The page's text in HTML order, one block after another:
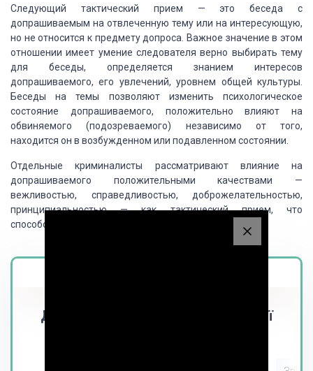
Следующий тактический прием — это беседа с
допрашиваемым на отвлеченную тему или на интересующую,
но не относится к предмету допроса. Важное значение в этом
отношении имеет умение следователя верно выбирать тему
для беседы, определяется знанием интересов
допрашиваемого, его увлечений, уровнем общей культуры.
Беседы на темы позволяют изменить психологическое
состояние допрашиваемого, положительно влияют на
обвиняемого (подозреваемого) независимо от того,
находится он в возбужденном или подавленном состоянии.
Отдельные криминалисты рассматривают влияние на
допрашиваемого положительными качествами —
вежливостью, справедливостью, доброжелательностью,
принципиальностью — как тактический прием, что
способствует установлению контакта.
Дізнайся вартість написання своєї